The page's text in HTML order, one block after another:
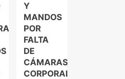
Y
MANDOS
POR
FALTA
DE
CÁMARAS
CORPORALES